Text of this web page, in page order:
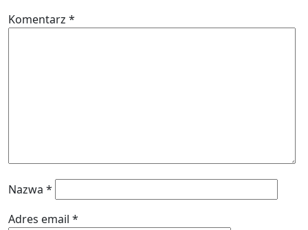
Komentarz *
Nazwa *
Adres email *